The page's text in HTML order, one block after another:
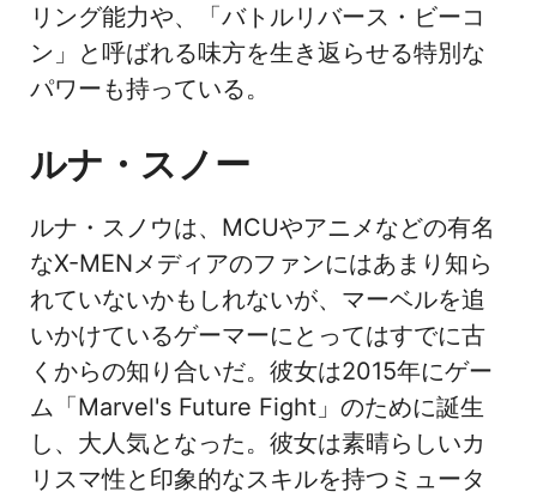
リング能力や、「バトルリバース・ビーコ
ン」と呼ばれる味方を生き返らせる特別な
パワーも持っている。
ルナ・スノー
ルナ・スノウは、MCUやアニメなどの有名
なX-MENメディアのファンにはあまり知ら
れていないかもしれないが、マーベルを追
いかけているゲーマーにとってはすでに古
くからの知り合いだ。彼女は2015年にゲー
ム「Marvel's Future Fight」のために誕生
し、大人気となった。彼女は素晴らしいカ
リスマ性と印象的なスキルを持つミュータ